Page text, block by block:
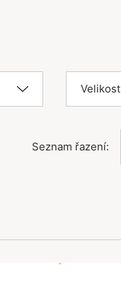
Velikost
Seznam řazení: